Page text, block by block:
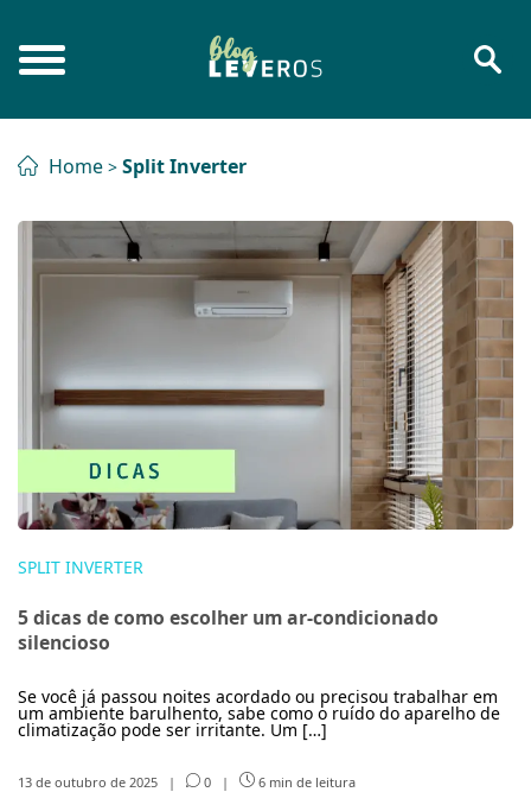
Home > Split Inverter
SPLIT INVERTER
5 dicas de como escolher um ar-condicionado
silencioso
Se você já passou noites acordado ou precisou trabalhar em
um ambiente barulhento, sabe como o ruído do aparelho de
climatização pode ser irritante. Um […]
13 de outubro de 2025 | 0 | 6 min de leitura